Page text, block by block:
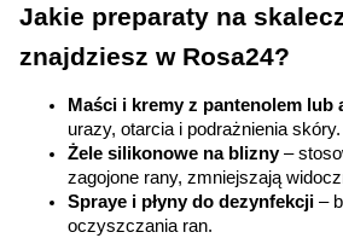
Jakie preparaty na
znajdziesz w Rosa24?
Maści i kremy z pantenolem lub
urazy, otarcia i podrażnienia skóry.
Żele silikonowe na blizny –
zagojone rany, zmniejszają
Spraye i płyny do dezynfekcji –
oczyszczania ran.